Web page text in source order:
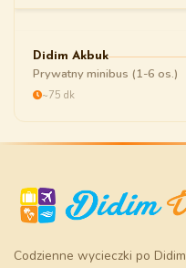
Didim Akbuk
Prywatny minibus (1-6 os.)
~75 dk
Codzienne wycieczki po Didim